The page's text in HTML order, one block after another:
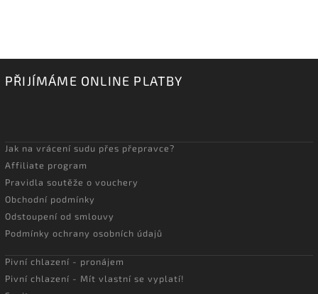
PŘIJÍMÁME ONLINE PLATBY
Jak na vrácení sudu přes přepravce?
Affiliate program
Pravidla soutěže o vouchery
Obchodní podmínky
Odstoupení od smlouvy
Podmínky ochrany osobních údajů
Pivní chlazení - pronájem
Pivní chlazení - Mít vlastní se vyplatí!